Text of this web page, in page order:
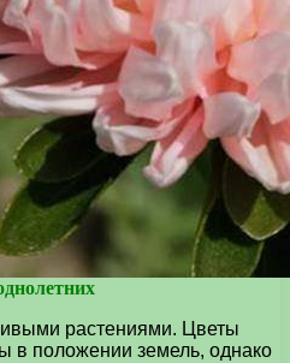
растениями. Цветы
в положении земель, однако